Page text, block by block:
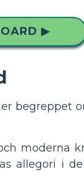
▶
begreppet
moderna
allegori i